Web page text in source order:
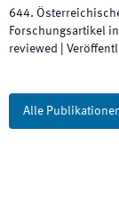
644.
Forschungsartikel
reviewed
Alle